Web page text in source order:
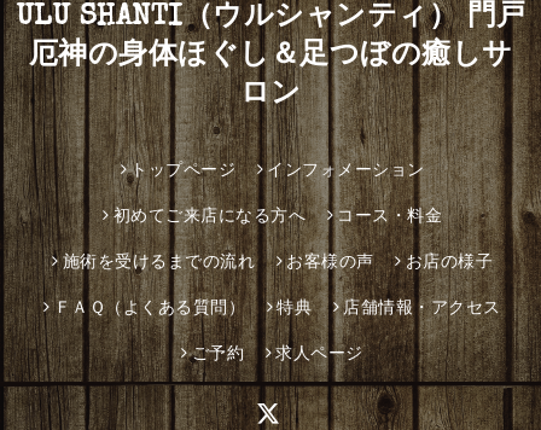
ULU SHANTI（ウルシャンティ） 門戸
厄神の身体ほぐし＆足つぼの癒しサ
ロン
トップページ インフォメーション
初めてご来店になる方へ コース・料金
施術を受けるまでの流れ お客様の声 お店の様子
ＦＡＱ（よくある質問） 特典 店舗情報・アクセス
ご予約 求人ページ